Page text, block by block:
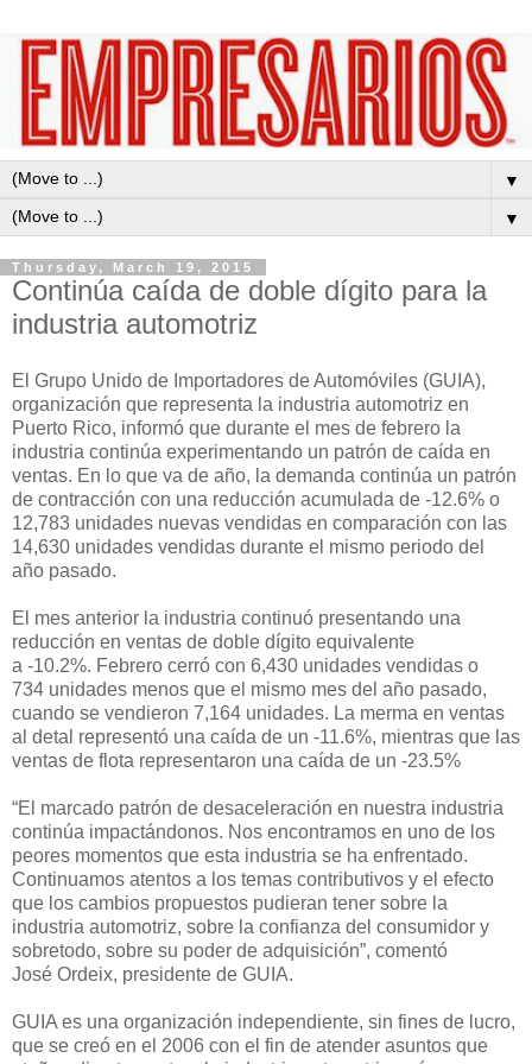
▼
▼
Thursday, March 19, 2015
Continúa caída de doble dígito para la
industria automotriz
El Grupo Unido de Importadores de Automóviles (GUIA),
organización que representa la industria automotriz en
Puerto Rico, informó que durante el mes de febrero la
industria continúa experimentando un patrón de caída en
ventas. En lo que va de año, la demanda continúa un patrón
de contracción con una reducción acumulada de -12.6% o
12,783 unidades nuevas vendidas en comparación con las
14,630 unidades vendidas durante el mismo periodo del
año pasado.
El mes anterior l a industria continuó presentando una
reducción en ventas de doble dígito equivalente
a -10.2%. Febrero cerró con 6,430 unidades vendidas o
734 unidades menos que el mismo mes del año pasado,
cuando se vendieron 7,164 unidades. La merma en ventas
al detal representó una caída de un -11.6%, mientras que las
ventas de flota representaron una caída de un -23.5%
“El marcado patrón de desaceleración en nuestra industria
continúa impactándonos. Nos encontramos en uno de los
peores momentos que esta industria se ha enfrentado.
Continuamos atentos a los temas contributivos y el efecto
que los cambios propuestos pudieran tener sobre la
industria automotriz, sobre la confianza del consumidor y
sobretodo, sobre su poder de adquisición”, comentó
José Ordeix, presidente de GUIA.
GUIA es una organización independiente, sin fines de lucro,
que se creó en el 2006 con el fin de atender asuntos que